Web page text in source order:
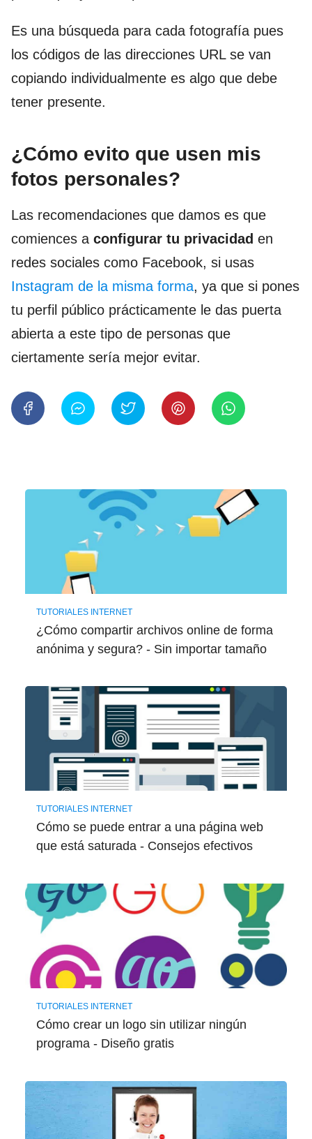
Es una búsqueda para cada fotografía pues
los códigos de las direcciones URL se van
copiando individualmente es algo que debe
tener presente.
¿Cómo evito que usen mis
fotos personales?
Las recomendaciones que damos es que
comiences a configurar tu privacidad en
redes sociales como Facebook, si usas
Instagram de la misma forma, ya que si pones
tu perfil público prácticamente le das puerta
abierta a este tipo de personas que
ciertamente sería mejor evitar.
TUTORIALES INTERNET
¿Cómo compartir archivos online de forma
anónima y segura? - Sin importar tamaño
TUTORIALES INTERNET
Cómo se puede entrar a una página web
que está saturada - Consejos efectivos
TUTORIALES INTERNET
Cómo crear un logo sin utilizar ningún
programa - Diseño gratis